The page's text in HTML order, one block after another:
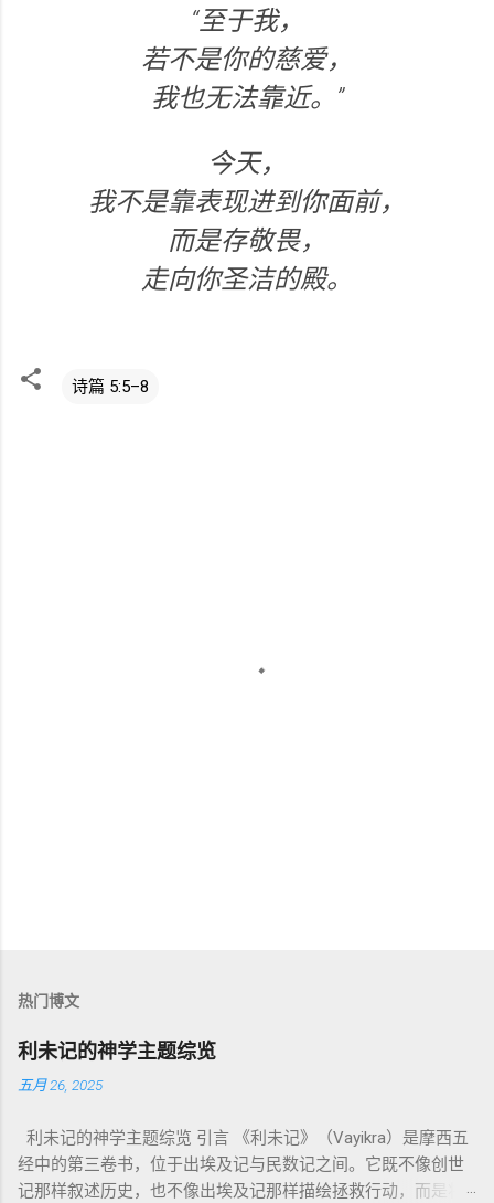
“至于我，
若不是你的慈爱，
我也无法靠近。”
今天，
我不是靠表现进到你面前，
而是存敬畏，
走向你圣洁的殿。
诗篇 5:5–8
热门博文
利未记的神学主题综览
五月 26, 2025
利未记的神学主题综览 引言 《利未记》（Vayikra）是摩西五
经中的第三卷书，位于出埃及记与民数记之间。它既不像创世
记那样叙述历史，也不像出埃及记那样描绘拯救行动，而是将